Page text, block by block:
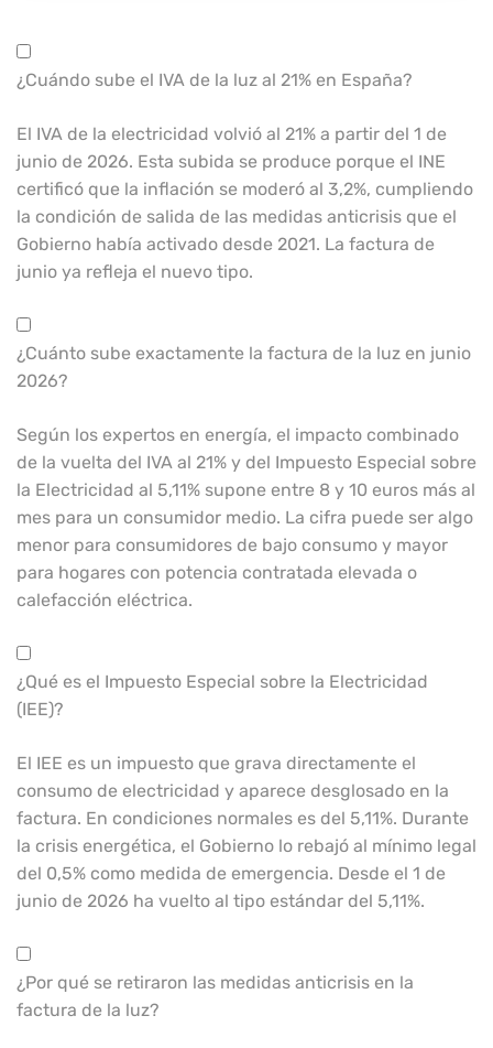
¿Cuándo sube el IVA de la luz al 21% en España?
El IVA de la electricidad volvió al 21% a partir del 1 de
junio de 2026. Esta subida se produce porque el INE
certificó que la inflación se moderó al 3,2%, cumpliendo
la condición de salida de las medidas anticrisis que el
Gobierno había activado desde 2021. La factura de
junio ya refleja el nuevo tipo.
¿Cuánto sube exactamente la factura de la luz en junio
2026?
Según los expertos en energía, el impacto combinado
de la vuelta del IVA al 21% y del Impuesto Especial sobre
la Electricidad al 5,11% supone entre 8 y 10 euros más al
mes para un consumidor medio. La cifra puede ser algo
menor para consumidores de bajo consumo y mayor
para hogares con potencia contratada elevada o
calefacción eléctrica.
¿Qué es el Impuesto Especial sobre la Electricidad
(IEE)?
El IEE es un impuesto que grava directamente el
consumo de electricidad y aparece desglosado en la
factura. En condiciones normales es del 5,11%. Durante
la crisis energética, el Gobierno lo rebajó al mínimo legal
del 0,5% como medida de emergencia. Desde el 1 de
junio de 2026 ha vuelto al tipo estándar del 5,11%.
¿Por qué se retiraron las medidas anticrisis en la
factura de la luz?